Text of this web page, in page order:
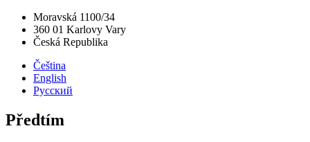
Moravská 1100/34
360 01 Karlovy Vary
Česká Republika
Čeština
English
Русский
Předtím